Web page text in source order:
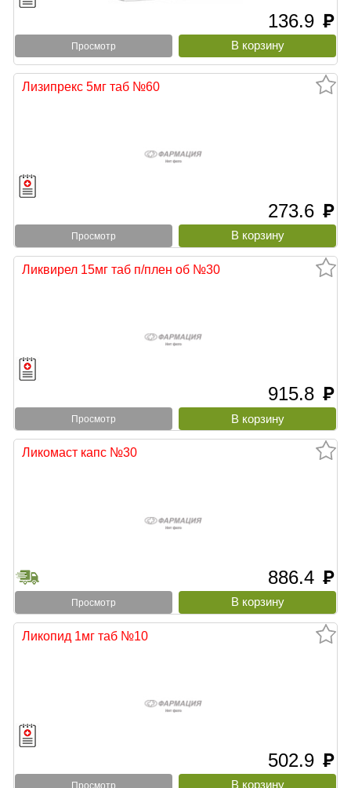
136.9 руб
Просмотр
Лизипрекс 5мг таб №60
273.6 руб
Просмотр
Ликвирел 15мг таб п/плен об №30
915.8 руб
Просмотр
Ликомаст капс №30
886.4 руб
Просмотр
Ликопид 1мг таб №10
502.9 руб
Просмотр